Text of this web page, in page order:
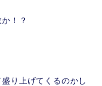
！？
り上げてくるのかし